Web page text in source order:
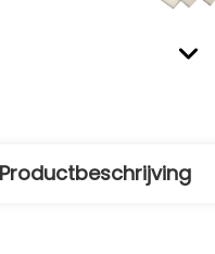
Productbeschrijving